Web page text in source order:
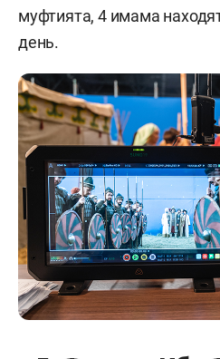
муфтията, 4 имама
день.